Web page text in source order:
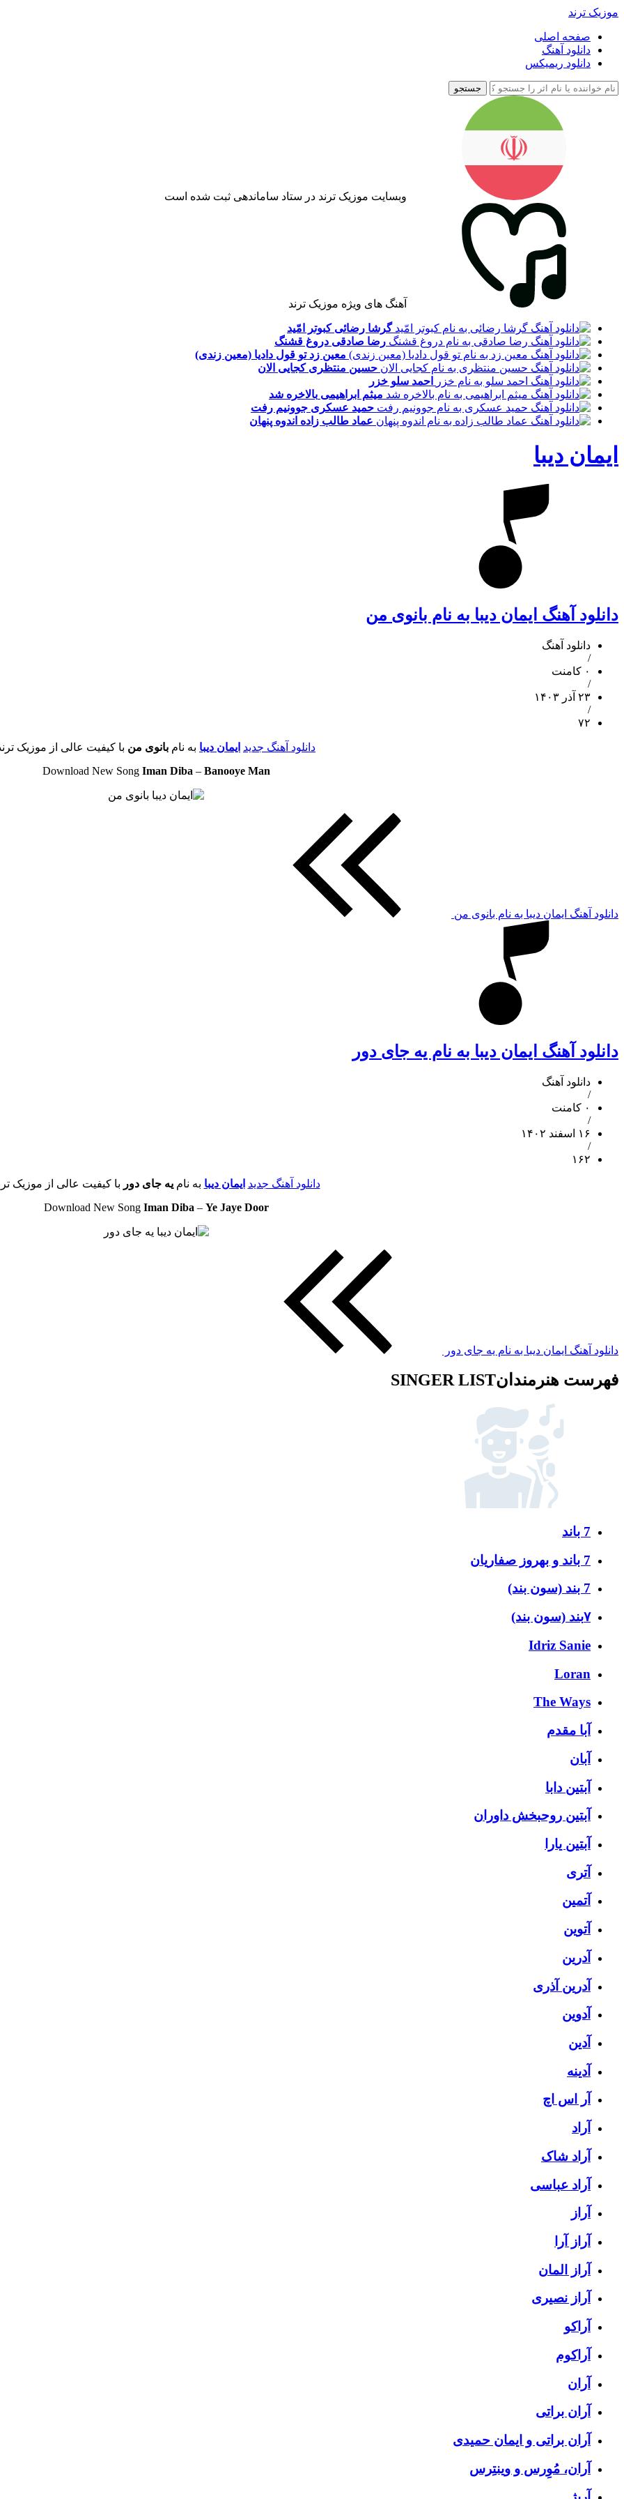
موزیک ترند
صفحه اصلی
دانلود آهنگ
دانلود ریمیکس
جستجو
وبسایت موزیک ترند در ستاد ساماندهی ثبت شده است
آهنگ های ویژه موزیک ترند
گرشا رضائیکبوتر امّید
رضا صادقی دروغ قشنگ
معین زدتو قول دادیا (معین زندی)
حسین منتظریکجایی الان
احمد سلو خزر
میثم ابراهیمی بالاخره شد
حمید عسکری جوونیم رفت
عماد طالب زاده اندوه پنهان
ایمان دیبا
دانلود آهنگ ایمان دیبا به نام بانوی من
دانلود آهنگ
/
۰ کامنت
/
۲۳ آذر ۱۴۰۳
/
۷۲
دانلود آهنگ جدید ایمان دیبا به نام بانوی من با کیفیت عالی از موزیک
Download New Song Iman Diba – Banooye Man
دانلود آهنگ ایمان دیبا به نام بانوی من
دانلود آهنگ ایمان دیبا به نام یه جای دور
دانلود آهنگ
/
۰ کامنت
/
۱۶ اسفند ۱۴۰۲
/
۱۶۲
دانلود آهنگ جدید ایمان دیبا به نامیه جای دور با کیفیت عالی از موزیک
Download New Song Iman Diba – Ye Jaye Door
دانلود آهنگ ایمان دیبا به نام یه جای دور
فهرست هنرمندانSINGER LIST
7 باند
7 باند و بهروز صفاریان
7 بند (سون بند)
۷بند (سون بند)
Idriz Sanie
Loran
The Ways
آبا مقدم
آبان
آبتین دابا
آبتین روحبخش داوران
آبتین یارا
آتری
آتمین
آتوین
آدرین
آدرین آذری
آدوین
آدین
آدینه
آر اس اچ
آراد
آراد شاک
آراد عباسی
آراز
آراز آرا
آراز المان
آراز نصیری
آراکو
آراکوم
آران
آران براتی
آران براتی و ایمان حمیدی
آران، مُوِرس و وینتِرس